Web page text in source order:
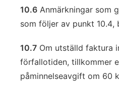
10.6 Anmärkningar som
som följer av punkt 10.4,
10.7 Om utställd faktura
förfallotiden, tillkommer
påminnelseavgift om 60